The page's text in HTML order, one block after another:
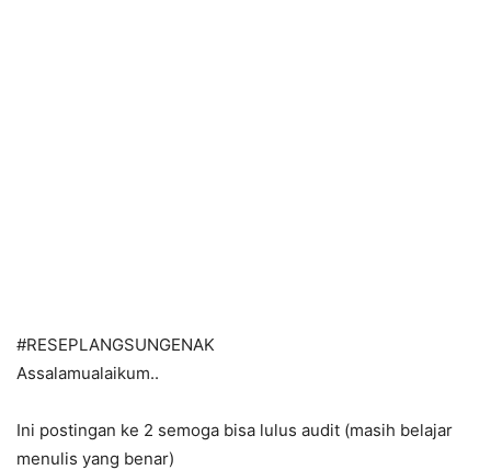
#RESEPLANGSUNGENAK
Assalamualaikum..
Ini postingan ke 2 semoga bisa lulus audit (masih belajar
menulis yang benar)